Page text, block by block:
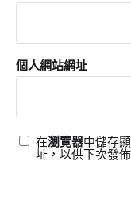
個人網站網址
在瀏覽器中儲存
址，以供下次發